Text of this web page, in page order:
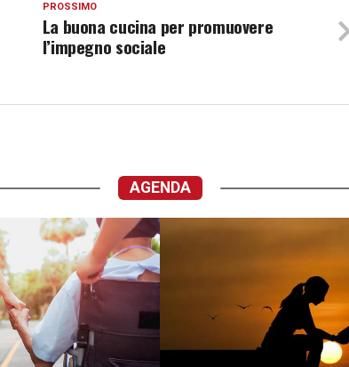
PROSSIMO
La buona cucina per promuovere
l’impegno sociale
AGENDA